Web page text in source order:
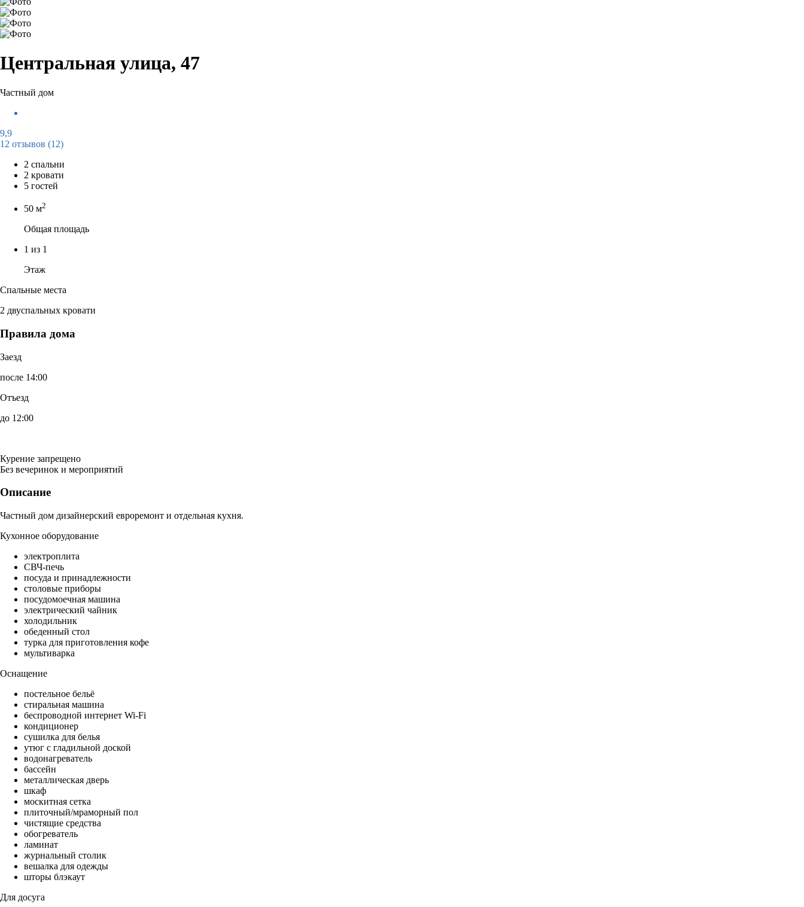
Центральная улица, 47
Частный дом
9,9
12 отзывов (12)
2 спальни
2 кровати
5 гостей
50 м2
Общая площадь
1 из 1
Этаж
Спальные места
2 двуспальных кровати
Правила дома
Заезд
после 14:00
Отъезд
до 12:00
Курение запрещено
Без вечеринок и мероприятий
Описание
Частный дом дизайнерский евроремонт и отдельная кухня.
Кухонное оборудование
электроплита
СВЧ-печь
посуда и принадлежности
столовые приборы
посудомоечная машина
электрический чайник
холодильник
обеденный стол
турка для приготовления кофе
мультиварка
Оснащение
постельное бельё
стиральная машина
беспроводной интернет Wi-Fi
кондиционер
сушилка для белья
утюг с гладильной доской
водонагреватель
бассейн
металлическая дверь
шкаф
москитная сетка
плиточный/мраморный пол
чистящие средства
обогреватель
ламинат
журнальный столик
вешалка для одежды
шторы блэкаут
Для досуга